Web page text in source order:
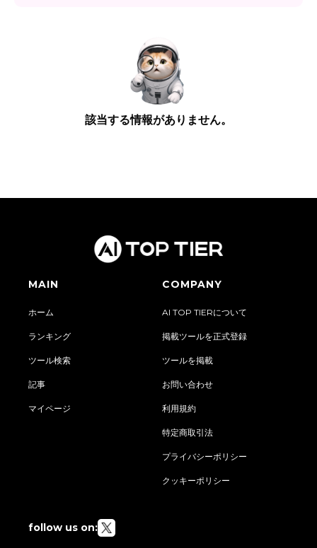
該当する情報がありません。
MAIN
ホーム
ランキング
ツール検索
記事
マイページ
COMPANY
AI TOP TIERについて
掲載ツールを正式登録
ツールを掲載
お問い合わせ
利用規約
特定商取引法
プライバシーポリシー
クッキーポリシー
follow us on: